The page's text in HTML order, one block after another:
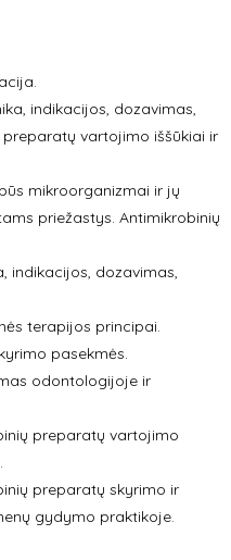
indikacijos, dozavimas,
vartojimo iššūkiai ir
mikroorganizmai ir jų
priežastys. Antimikrobinių
indikacijos, dozavimas,
terapijos principai.
pasekmės.
odontologijoje ir
preparatų vartojimo
preparatų skyrimo ir
gydymo praktikoje.